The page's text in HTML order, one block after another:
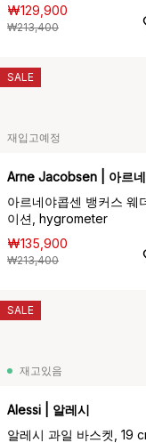
₩129,900
₩213,400
재입고예정
Arne Jacobsen | 아르
아르네야콥센 뱅커스 웨
이션, hygrometer
₩135,900
₩213,400
SALE
재고있음
Alessi | 알레시
알레시 과일 바스켓, 19
SALE